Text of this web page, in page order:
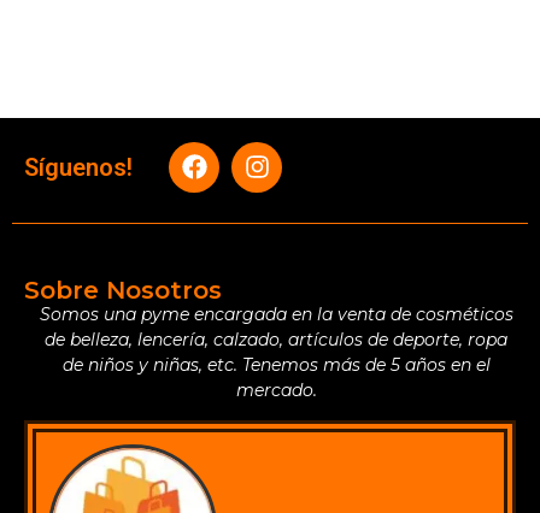
Síguenos!
Sobre Nosotros
Somos una pyme encargada en la venta de cosméticos
de belleza, lencería, calzado, artículos de deporte, ropa
de niños y niñas, etc. Tenemos más de 5 años en el
mercado.